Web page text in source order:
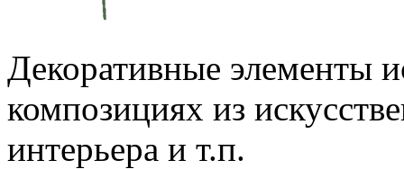
Декоративные элементы
композициях из
интерьера и т.п.